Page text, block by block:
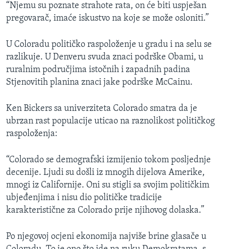
“Njemu su poznate strahote rata, on će biti uspješan
pregovarač, imaće iskustvo na koje se može osloniti.”
U Coloradu političko raspoloženje u gradu i na selu se
razlikuje. U Denveru svuda znaci podrške Obami, u
ruralnim područjima istočnih i zapadnih padina
Stjenovitih planina znaci jake podrške McCainu.
Ken Bickers sa univerziteta Colorado smatra da je
ubrzan rast populacije uticao na raznolikost političkog
raspoloženja:
“Colorado se demografski izmijenio tokom posljednje
decenije. Ljudi su došli iz mnogih dijelova Amerike,
mnogi iz Californije. Oni su stigli sa svojim političkim
ubjeđenjima i nisu dio političke tradicije
karakteristične za Colorado prije njihovog dolaska.”
Po njegovoj ocjeni ekonomija najviše brine glasače u